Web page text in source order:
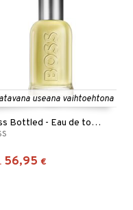
useana vaihtoehtona
Boss Bottled - Eau de toilette (Edt) Spray
56,95 €